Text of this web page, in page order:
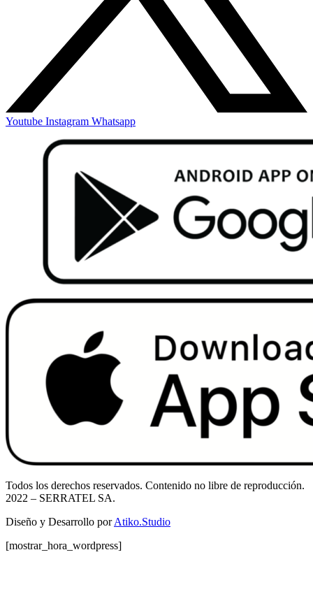
Youtube Instagram Whatsapp
Todos los derechos reservados. Contenido no libre de reproducción.
2022 – SERRATEL SA.
Diseño y Desarrollo porAtiko.Studio
[mostrar_hora_wordpress]